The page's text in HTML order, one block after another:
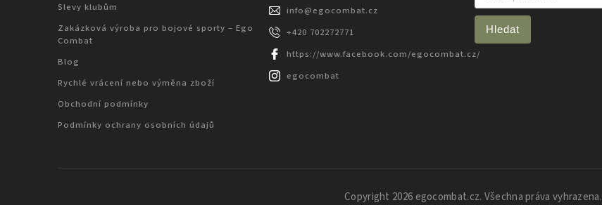
Slevy klubům
Zakázková výroba pro bojové sporty – Ego
Combat
Blog
Rychlé vrácení nebo výměna zboží
Obchodní podmínky
Podmínky ochrany osobních údajů
info@egocombat.cz
+420 702272771
https://www.facebook.com/egocombat.cz/
egocombat
Hledat
Copyright 2026 egocombat.cz. Všechna práva vyhrazena.